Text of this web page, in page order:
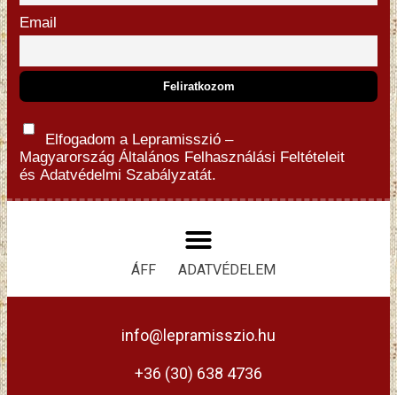
Email
Elfogadom a Lepramisszió –
Magyarország Általános Felhasználási Feltételeit
és Adatvédelmi Szabályzatát.
ÁFF ADATVÉDELEM
info@lepramisszio.hu
+36 (30) 638 4736